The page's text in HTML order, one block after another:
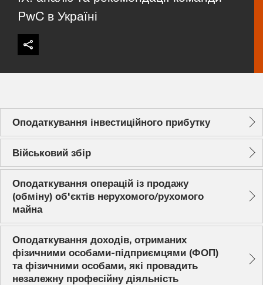
PwC в Україні
Оподаткування інвестиційного прибутку
Військовий збір
Оподаткування операцій із продажу
(обміну) об'єктів нерухомого/рухомого
майна
Оподаткування доходів, отриманих
фізичними особами-підприємцями (ФОП)
та фізичними особами, які провадить
незалежну професійну діяльність